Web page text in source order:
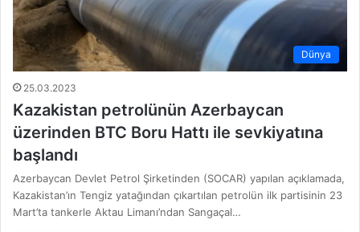
Dünya
25.03.2023
Kazakistan petrolünün Azerbaycan
üzerinden BTC Boru Hattı ile sevkiyatına
başlandı
Azerbaycan Devlet Petrol Şirketinden (SOCAR) yapılan açıklamada,
Kazakistan’ın Tengiz yatağından çıkartılan petrolün ilk partisinin 23
Mart’ta tankerle Aktau Limanı’ndan Sangaçal…